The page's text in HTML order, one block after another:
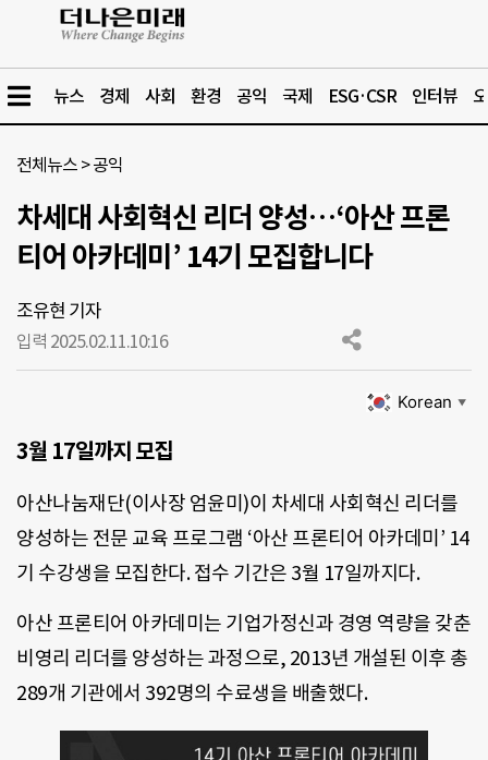
뉴스 경제 사회 환경 공익 국제 ESG·CSR 인터뷰
전체뉴스 >공익
차세대 사회혁신 리더 양성…‘아산 프론
티어 아카데미’ 14기 모집합니다
조유현 기자
입력 2025.02.11.10:16
Korean ▼
3월 17일까지 모집
아산나눔재단(이사장 엄윤미)이 차세대 사회혁신 리더를
양성하는 전문 교육 프로그램 ‘아산 프론티어 아카데미’ 14
기 수강생을 모집한다. 접수 기간은 3월 17일까지다.
아산 프론티어 아카데미는 기업가정신과 경영 역량을 갖춘
비영리 리더를 양성하는 과정으로, 2013년 개설된 이후 총
289개 기관에서 392명의 수료생을 배출했다.